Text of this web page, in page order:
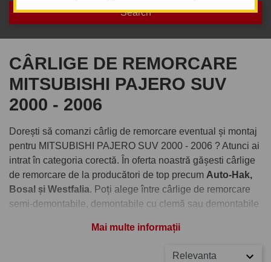
CÂRLIGE DE REMORCARE
MITSUBISHI PAJERO SUV
2000 - 2006
Dorești să comanzi cârlig de remorcare eventual și montaj
pentru MITSUBISHI PAJERO SUV 2000 - 2006 ? Atunci ai
intrat în categoria corectă. În oferta noastră gășesti cârlige
de remorcare de la producători de top precum Auto-Hak,
Bosal și Westfalia. Poți alege între cârlige de remorcare
semi-demontabile, demontabile cu clemă sau demontabile
Mai multe informații
Relevanta